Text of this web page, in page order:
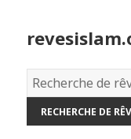
Dictionnaire
des
rêves: